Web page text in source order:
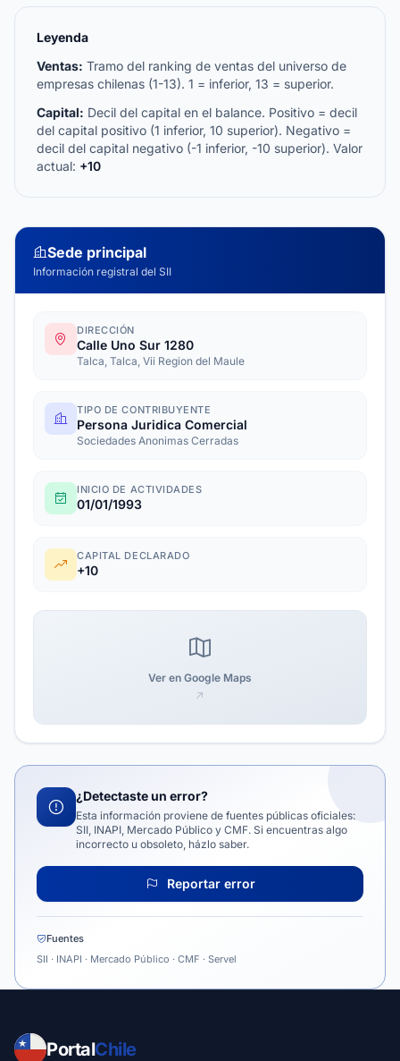
Leyenda
Ventas: Tramo del ranking de ventas del universo de
empresas chilenas (1-13). 1 = inferior, 13 = superior.
Capital: Decil del capital en el balance. Positivo = decil
del capital positivo (1 inferior, 10 superior). Negativo =
decil del capital negativo (-1 inferior, -10 superior). Valor
actual: +10
Sede principal
Información registral del SII
DIRECCIÓN
Calle Uno Sur 1280
Talca, Talca, Vii Region del Maule
TIPO DE CONTRIBUYENTE
Persona Juridica Comercial
Sociedades Anonimas Cerradas
INICIO DE ACTIVIDADES
01/01/1993
CAPITAL DECLARADO
+10
Ver en Google Maps
¿Detectaste un error?
Esta información proviene de fuentes públicas oficiales:
SII, INAPI, Mercado Público y CMF. Si encuentras algo
incorrecto u obsoleto, házlo saber.
Reportar error
Fuentes
SII · INAPI · Mercado Público · CMF · Servel
PortalChile